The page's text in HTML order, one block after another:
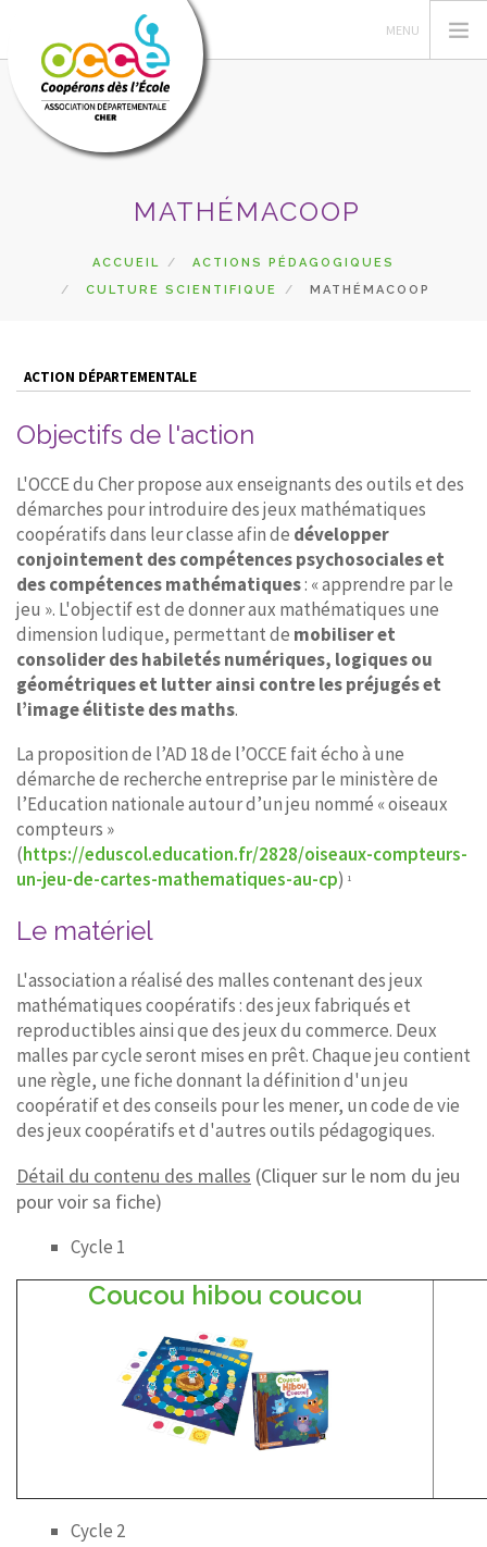
ACTIONS PÉDAGOGIQUES
GÉRER SA COOPÉRATIVE
RESSOURCES
MATHÉMACOOP
ACCUEIL
ACTIONS PÉDAGOGIQUES
CULTURE SCIENTIFIQUE
MATHÉMACOOP
ACTION DÉPARTEMENTALE
Objectifs de l'action
L'OCCE du Cher propose aux enseignants des outils et des
démarches pour introduire des jeux mathématiques
coopératifs dans leur classe afin de développer
conjointement des compétences psychosociales et
des compétences mathématiques: « apprendre par le
jeu ». L'objectif est de donner aux mathématiques une
dimension ludique, permettant de mobiliser et
consolider des habiletés numériques, logiques ou
géométriques et lutter ainsi contre les préjugés et
l’image élitiste des maths.
La proposition de l’AD 18 de l’OCCE fait écho à une
démarche de recherche entreprise par le ministère de
l’Education nationale autour d’un jeu nommé « oiseaux
compteurs »
(https://eduscol.education.fr/2828/oiseaux-compteurs-
un-jeu-de-cartes-mathematiques-au-cp) 1
Le matériel
L'association a réalisé des malles contenant des jeux
mathématiques coopératifs : des jeux fabriqués et
reproductibles ainsi que des jeux du commerce. Deux
malles par cycle seront mises en prêt. Chaque jeu contient
une règle, une fiche donnant la définition d'un jeu
coopératif et des conseils pour les mener, un code de vie
des jeux coopératifs et d'autres outils pédagogiques.
Détail du contenu des malles (Cliquer sur le nom du jeu
pour voir sa fiche)
Cycle 1
Coucou hibou coucou
Cycle 2